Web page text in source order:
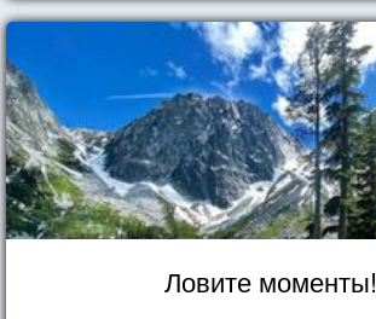
Ловите моменты!